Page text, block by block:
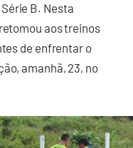
B. Nesta
aos treinos
de enfrentar o
amanhã, 23, no